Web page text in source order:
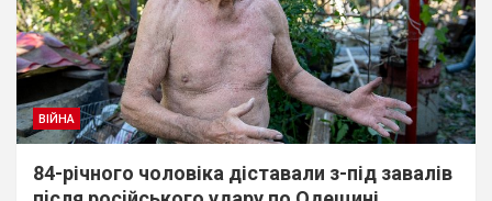
ВІЙНА
84-річного чоловіка діставали з-під завалів